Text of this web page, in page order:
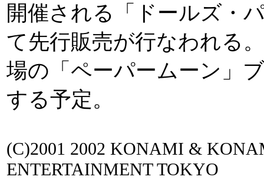
開催される「ドールズ・
て先行販売が行なわれる
場の「ペーパームーン」
する予定。
(C)2001 2002 KONAMI &
ENTERTAINMENT TOKYO